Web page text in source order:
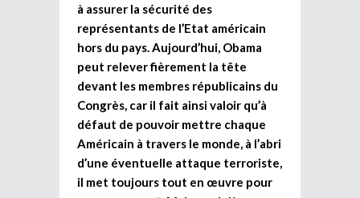
à assurer la sécurité des
représentants de l’Etat américain
hors du pays. Aujourd’hui, Obama
peut relever fièrement la tête
devant les membres républicains du
Congrès, car il fait ainsi valoir qu’à
défaut de pouvoir mettre chaque
Américain à travers le monde, à l’abri
d’une éventuelle attaque terroriste,
il met toujours tout en œuvre pour